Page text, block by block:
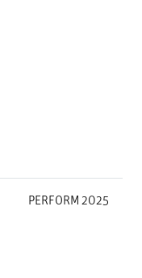
PERFORM 2025